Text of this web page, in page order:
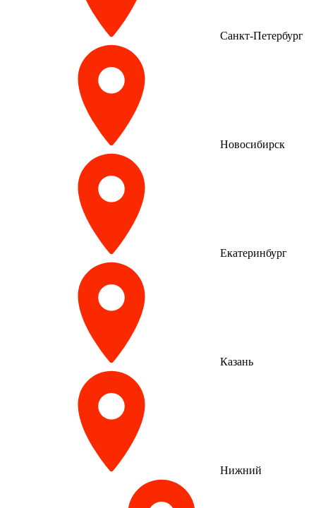
Санкт-Петербург
Новосибирск
Екатеринбург
Казань
Нижний